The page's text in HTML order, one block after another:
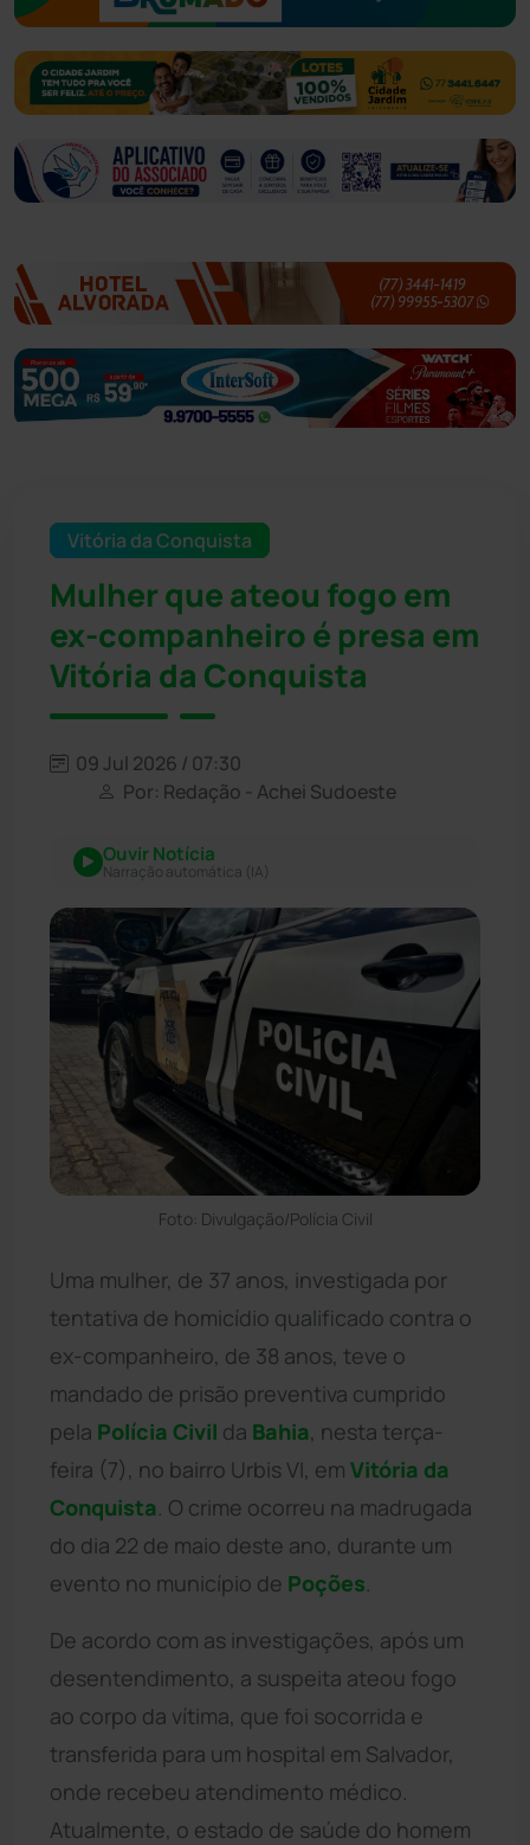
Vitória da Conquista
Mulher que ateou fogo em
ex-companheiro é presa em
Vitória da Conquista
09 Jul 2026 / 07:30
Por: Redação - Achei Sudoeste
Ouvir Notícia
Narração automática (IA)
Foto: Divulgação/Polícia Civil
Uma mulher, de 37 anos, investigada por
tentativa de homicídio qualificado contra o
ex-companheiro, de 38 anos, teve o
mandado de prisão preventiva cumprido
pela Polícia Civil da Bahia, nesta terça-
feira (7), no bairro Urbis VI, em Vitória da
Conquista . O crime ocorreu na madrugada
do dia 22 de maio deste ano, durante um
evento no município de Poções
De acordo com as investigações, após um
desentendimento, a suspeita ateou fogo
ao corpo da vítima, que foi socorrida e
transferida para um hospital em Salvador,
onde recebeu atendimento médico.
Atualmente, o estado de saúde do homem